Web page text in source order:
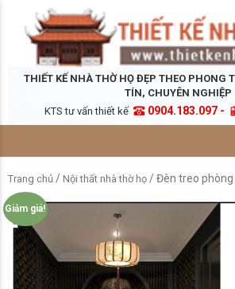
THIẾT KẾ NHÀ THỜ HỌ ĐẸP THEO PHONG
TÍN, CHUYÊN NGHIỆP
KTS tư vấn thiết kế
0904.183.097 -
Trang chủ / Nội thất nhà thờ họ / Đèn treo phòng
Giảm giá!